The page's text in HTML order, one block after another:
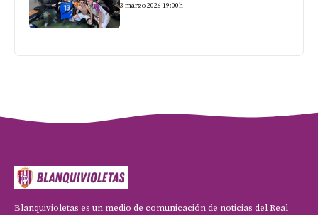
3 marzo 2026 19:00h
Blanquivioletas es un medio de comunicación de noticias del Real